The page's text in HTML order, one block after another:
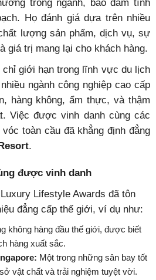
trong ngành, bảo đảm tính
Họ đánh giá dựa trên nhiều
lượng sản phẩm, dịch vụ, sự
giá trị mang lại cho khách hàng.
giới hạn trong lĩnh vực du lịch
ngành công nghiệp cao cấp
hàng không, ẩm thực, và thậm
Việc được vinh danh cùng các
toàn cầu đã khẳng định đẳng
.
được vinh danh
Lifestyle Awards đã tôn
đẳng cấp thế giới, ví dụ như:
không hàng đầu thế giới, được biết
hàng xuất sắc.
Một trong những sân bay tốt
vật chất và trải nghiệm tuyệt vời.